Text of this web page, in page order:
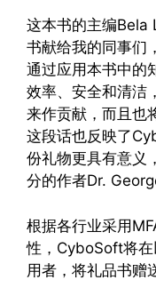
这本书的主编Bela
书献给我的同事们
通过应用本书中的
效率、安全和清洁
来作贡献，而且也
这段话也反映了
份礼物更具有意义
分的作者Dr.
根据各行业采用
性，CyboSoft将在
用者，将礼品书赠